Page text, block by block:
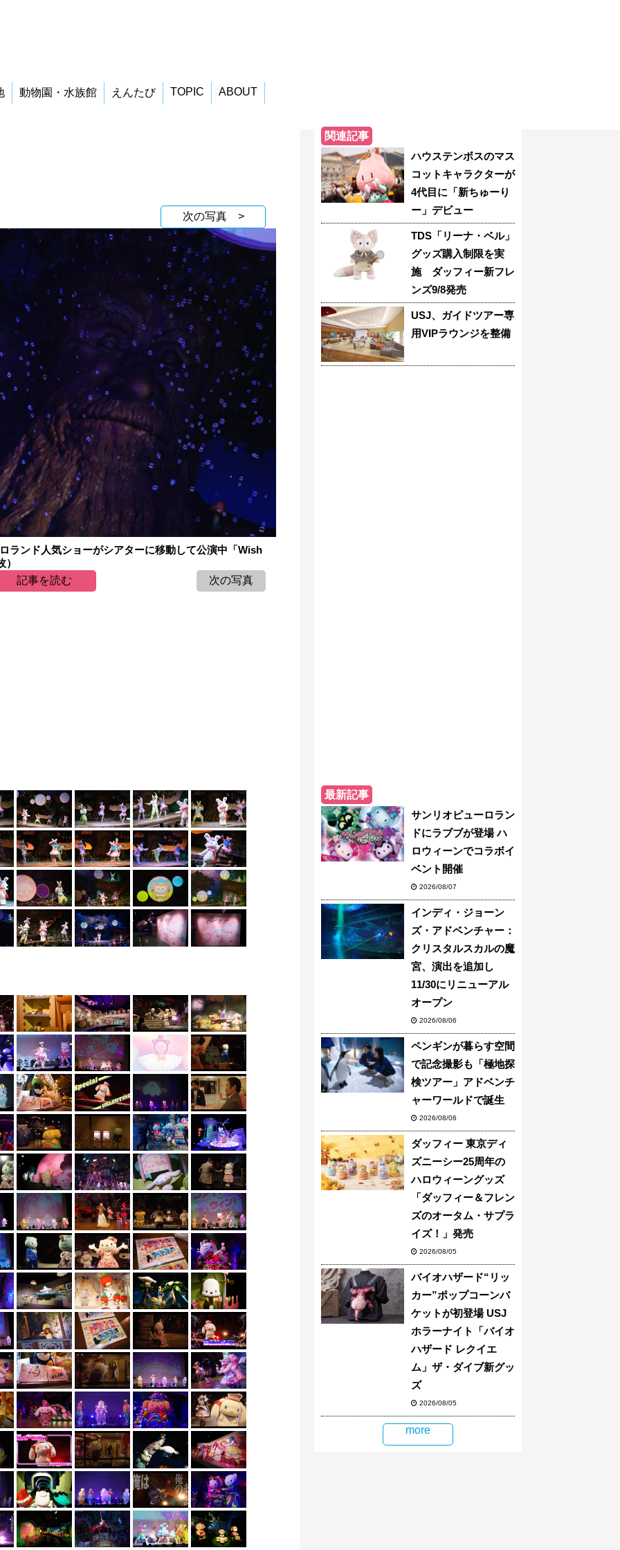
動物園・水族館 えんたび TOPIC ABOUT
次の写真 >
ランド人気ショーがシアターに移動して公演中「Wish
記事を読む
次の写真
関連記事
ハウステンボスのマス
コットキャラクターが
4代目に「新ちゅーり
ー」デビュー
TDS「リーナ・ベル」
グッズ購入制限を実
施 ダッフィー新フレ
ンズ9/8発売
USJ、ガイドツアー専
用VIPラウンジを整備
最新記事
サンリオピューロラン
ドにラブブが登場 ハ
ロウィーンでコラボイ
ベント開催
2026/08/07
インディ・ジョーン
ズ・アドベンチャー：
クリスタルスカルの魔
宮、演出を追加し
11/30にリニューアル
オープン
2026/08/06
ペンギンが暮らす空間
で記念撮影も「極地探
検ツアー」アドベンチ
ャーワールドで誕生
2026/08/06
ダッフィー 東京ディ
ズニーシー25周年の
ハロウィーングッズ
「ダッフィー＆フレン
ズのオータム・サプラ
イズ！」発売
2026/08/05
バイオハザード“リッ
カー”ポップコーンバ
ケットが初登場 USJ
ホラーナイト「バイオ
ハザード レクイエ
ム」ザ・ダイブ新グッ
ズ
2026/08/05
more